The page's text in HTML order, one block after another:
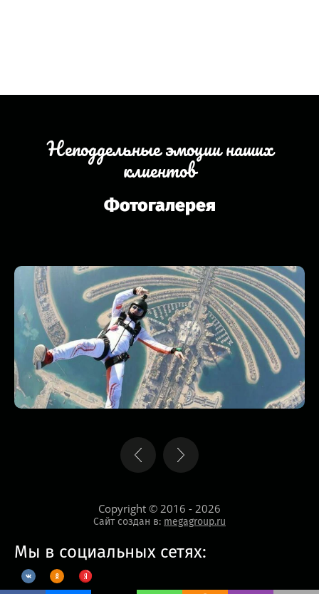
Неподдельные эмоции наших
клиентов
Фотогалерея
Copyright © 2016 - 2026
Сайт создан в: megagroup.ru
Мы в социальных сетях: